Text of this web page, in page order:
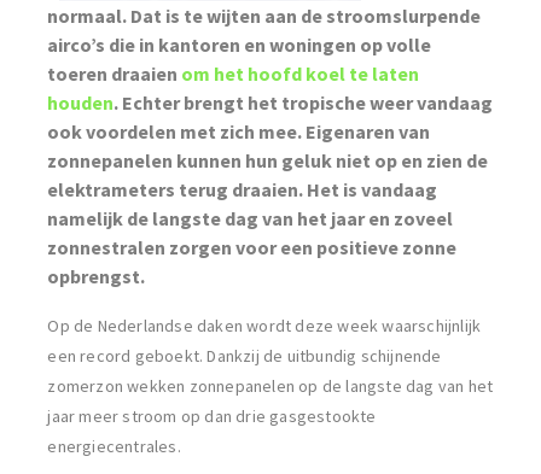
normaal. Dat is te wijten aan de stroomslurpende
airco’s die in kantoren en woningen op volle
toeren draaien om het hoofd koel te laten
houden. Echter brengt het tropische weer vandaag
ook voordelen met zich mee. Eigenaren van
zonnepanelen kunnen hun geluk niet op en zien de
elektrameters terug draaien. Het is vandaag
namelijk de langste dag van het jaar en zoveel
zonnestralen zorgen voor een positieve zonne
opbrengst.
Op de Nederlandse daken wordt deze week waarschijnlijk
een record geboekt. Dankzij de uitbundig schijnende
zomerzon wekken zonnepanelen op de langste dag van het
jaar meer stroom op dan drie gasgestookte
energiecentrales.